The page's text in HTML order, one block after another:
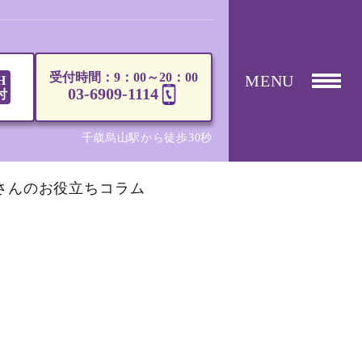
受付時間：9：00～20：00
03-6909-1114
千歳烏山駅から徒歩30秒
MENU
んのお役立ちコラム